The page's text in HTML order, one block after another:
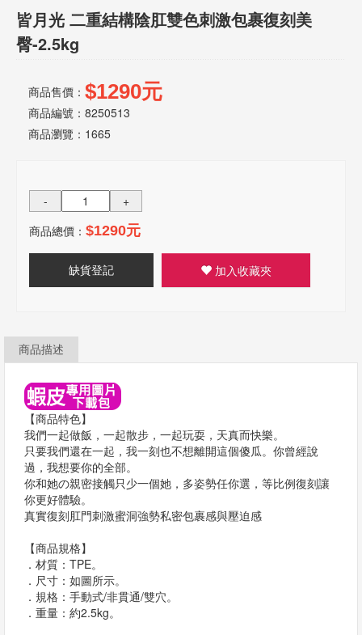
皆月光 二重結構陰肛雙色刺激包裹復刻美
臀-2.5kg
商品售價： $1290元
商品編號：8250513
商品瀏覽： 1665
-
+
商品總價： $1290元
缺貨登記 加入收藏夾
商品描述
【商品特色】
我們一起做飯，一起散步，一起玩耍，天真而快樂。
只要我們還在一起，我一刻也不想離開這個傻瓜。你曾經說
過，我想要你的全部。
你和她の親密接觸只少一個她，多姿勢任你選，等比例復刻讓
你更好體驗。
真實復刻肛門刺激蜜洞強勢私密包裹感與壓迫感
【商品規格】
．材質：TPE。
．尺寸：如圖所示。
．規格：手動式/非貫通/雙穴。
．重量：約2.5kg。